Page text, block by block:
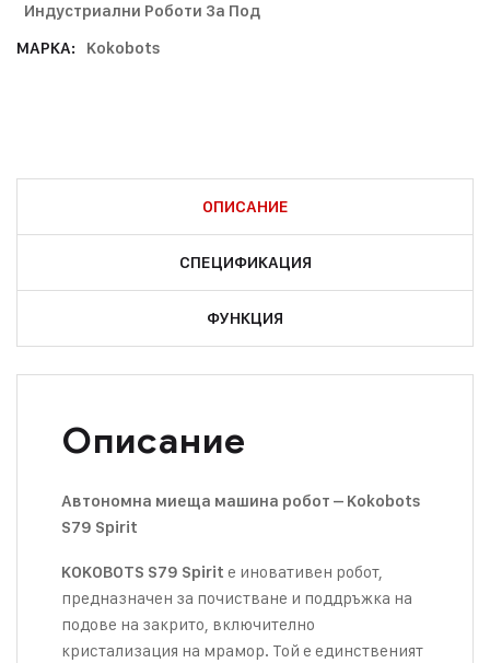
Индустриални Роботи За Под
МАРКА:
Kokobots
ОПИСАНИЕ
СПЕЦИФИКАЦИЯ
ФУНКЦИЯ
Описание
Автономна миеща машина робот – Kokobots
S79 Spirit
KOKOBOTS S79 Spirit е иновативен робот,
предназначен за почистване и поддръжка на
подове на закрито, включително
кристализация на мрамор. Той е единственият